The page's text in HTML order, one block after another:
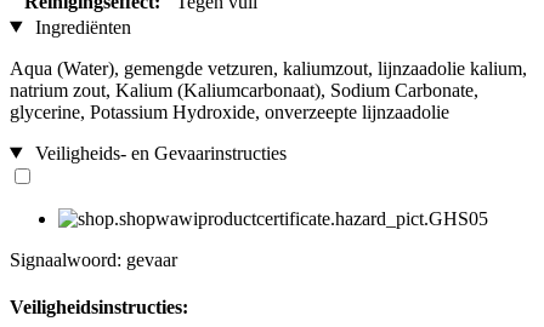
Ingrediënten
Aqua (Water), gemengde vetzuren, kaliumzout, lijnzaadolie kalium,
natrium zout, Kalium (Kaliumcarbonaat), Sodium Carbonate,
glycerine, Potassium Hydroxide, onverzeepte lijnzaadolie
Veiligheids- en Gevaarinstructies
Signaalwoord: gevaar
Veiligheidsinstructies: